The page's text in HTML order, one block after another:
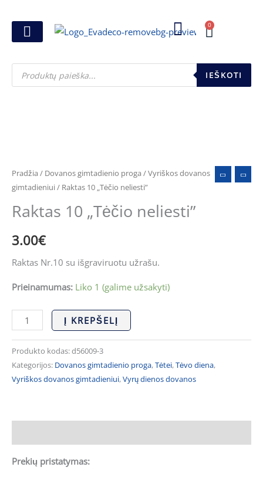
prie
turinio
0
Cart
Products
search IEŠKOTI
Pradžia / Dovanos gimtadienio proga /Vyriškos dovanos
gimtadieniui/ Raktas 10 „Tėčio neliesti”
Raktas 10 „Tėčio neliesti”
3.00€
Raktas Nr.10 su išgraviruotu užrašu.
Prieinamumas: Liko 1 (galime užsakyti)
Raktas
10
"Tėčio
neliesti"
Į KREPŠELĮ
Produkto kodas:d56009-3
Kategorijos: Dovanos gimtadienio proga,Tėtei,Tėvo diena,
Vyriškos dovanos gimtadieniui,Vyrų dienos dovanos
Prekių pristatymas: